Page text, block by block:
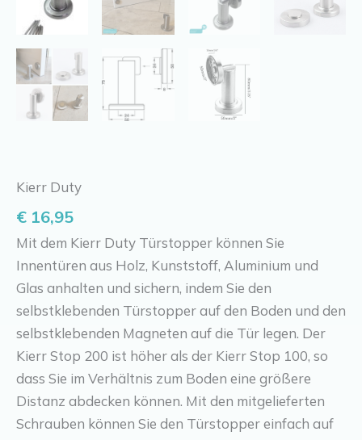
Kierr Duty
€ 16,95
Mit dem Kierr Duty Türstopper können Sie
Innentüren aus Holz, Kunststoff, Aluminium und
Glas anhalten und sichern, indem Sie den
selbstklebenden Türstopper auf den Boden und den
selbstklebenden Magneten auf die Tür legen. Der
Kierr Stop 200 ist höher als der Kierr Stop 100, so
dass Sie im Verhältnis zum Boden eine größere
Distanz abdecken können. Mit den mitgelieferten
Schrauben können Sie den Türstopper einfach auf